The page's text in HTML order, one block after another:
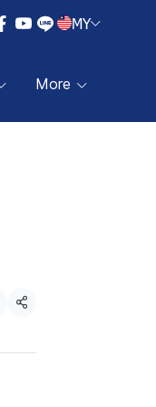
MY
More
Share